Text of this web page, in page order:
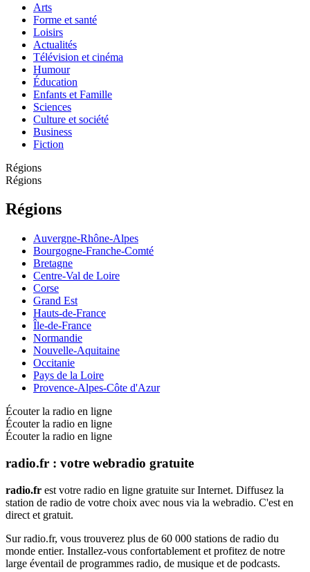
Arts
Forme et santé
Loisirs
Actualités
Télévision et cinéma
Humour
Éducation
Enfants et Famille
Sciences
Culture et société
Business
Fiction
Régions
Régions
Régions
Auvergne-Rhône-Alpes
Bourgogne-Franche-Comté
Bretagne
Centre-Val de Loire
Corse
Grand Est
Hauts-de-France
Île-de-France
Normandie
Nouvelle-Aquitaine
Occitanie
Pays de la Loire
Provence-Alpes-Côte d'Azur
Écouter la radio en ligne
Écouter la radio en ligne
Écouter la radio en ligne
radio.fr : votre webradio gratuite
radio.fr est votre radio en ligne gratuite sur Internet. Diffusez la
station de radio de votre choix avec nous via la webradio. C'est en
direct et gratuit.
Sur radio.fr, vous trouverez plus de 60 000 stations de radio du
monde entier. Installez-vous confortablement et profitez de notre
large éventail de programmes radio, de musique et de podcasts.